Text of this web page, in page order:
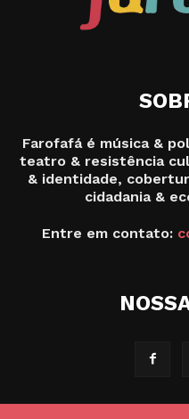
Farofafá é música &
teatro & resistência
& identidade,
cidadania &
Entre em contato: